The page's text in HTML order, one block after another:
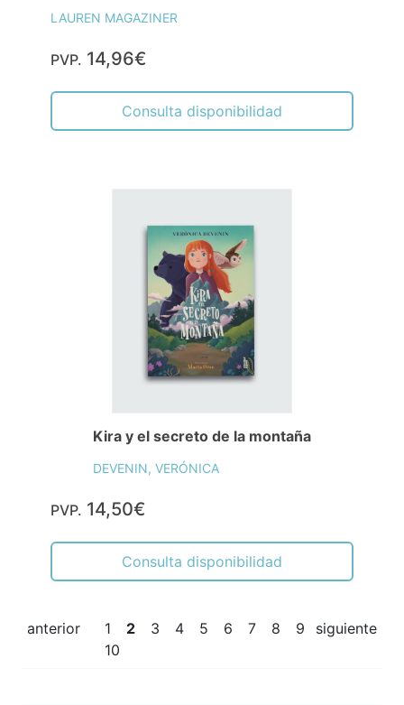
LAUREN MAGAZINER
PVP. 14,96€
Consulta disponibilidad
Kira y el secreto de la montaña
DEVENIN, VERÓNICA
PVP. 14,50€
Consulta disponibilidad
anterior 1 2 3 4 5 6 7 8
9
10
siguiente